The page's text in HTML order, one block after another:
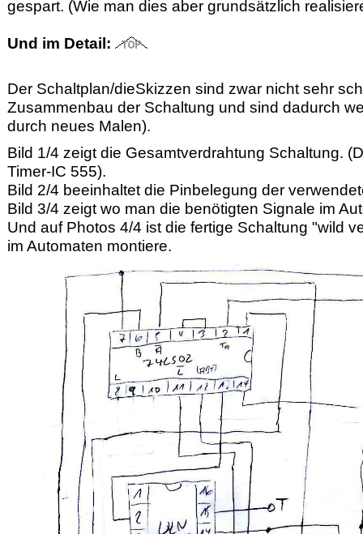
gespart. (Wie man dies aber grundsätzlich
Und im Detail:
Der Schaltplan/dieSkizzen sind zwar nicht sehr
Zusammenbau der Schaltung und sind dadurch
durch neues Malen).
Bild 1/4 zeigt die Gesamtverdrahtung Schaltung.
Timer-IC 555).
Bild 2/4 beeinhaltet die Pinbelegung der
Bild 3/4 zeigt wo man die benötigten Signale im
Und auf Photos 4/4 ist die fertige Schaltung "wild
im Automaten montiere.